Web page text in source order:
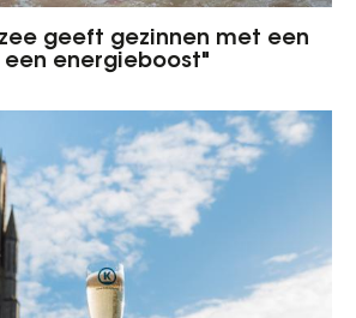
geeft gezinnen met een
energieboost"